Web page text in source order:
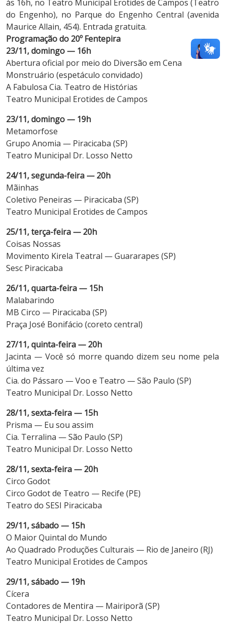
às 16h, no Teatro Municipal Erotides de Campos (Teatro
do Engenho), no Parque do Engenho Central (avenida
Maurice Allain, 454). Entrada gratuita.
Programação do 20º Fentepira
23/11, domingo — 16h
Abertura oficial por meio do Diversão em Cena
Monstruário (espetáculo convidado)
A Fabulosa Cia. Teatro de Histórias
Teatro Municipal Erotides de Campos
23/11, domingo — 19h
Metamorfose
Grupo Anomia — Piracicaba (SP)
Teatro Municipal Dr. Losso Netto
24/11, segunda-feira — 20h
Mãinhas
Coletivo Peneiras — Piracicaba (SP)
Teatro Municipal Erotides de Campos
25/11, terça-feira — 20h
Coisas Nossas
Movimento Kirela Teatral — Guararapes (SP)
Sesc Piracicaba
26/11, quarta-feira — 15h
Malabarindo
MB Circo — Piracicaba (SP)
Praça José Bonifácio (coreto central)
27/11, quinta-feira — 20h
Jacinta — Você só morre quando dizem seu nome pela
última vez
Cia. do Pássaro — Voo e Teatro — São Paulo (SP)
Teatro Municipal Dr. Losso Netto
28/11, sexta-feira — 15h
Prisma — Eu sou assim
Cia. Terralina — São Paulo (SP)
Teatro Municipal Dr. Losso Netto
28/11, sexta-feira — 20h
Circo Godot
Circo Godot de Teatro — Recife (PE)
Teatro do SESI Piracicaba
29/11, sábado — 15h
O Maior Quintal do Mundo
Ao Quadrado Produções Culturais — Rio de Janeiro (RJ)
Teatro Municipal Erotides de Campos
29/11, sábado — 19h
Cícera
Contadores de Mentira — Mairiporã (SP)
Teatro Municipal Dr. Losso Netto